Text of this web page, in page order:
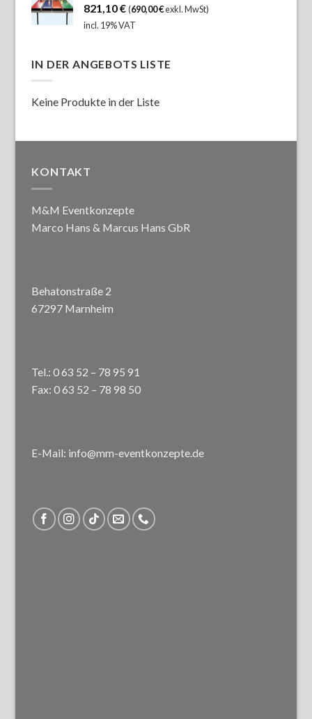
821,10€ (690,00€exkl. MwSt)
incl. 19% VAT
IN DER ANGEBOTS LISTE
Keine Produkte in der Liste
KONTAKT
M&M Eventkonzepte
Marco Hans & Marcus Hans GbR
Behatonstraße 2
67297 Marnheim
Tel.: 0 63 52 – 78 95 91
Fax: 0 63 52 – 78 98 50
E-Mail: info@mm-eventkonzepte.de